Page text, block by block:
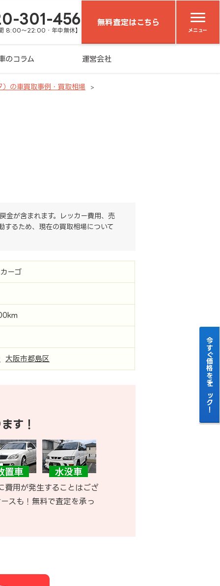
301-456
8:00～22:00・年中無休】
無料査定はこちら
メニュー
のコラム 運営会社
）の車買取事例・買取相場
金が含まれます。レッカー費用、売
するため、現在の買取相場について
ーゴ
大阪市都島区
す！
費用が発生することはござ
スも！無料で査定を承っ
今すぐ価格をチェック！